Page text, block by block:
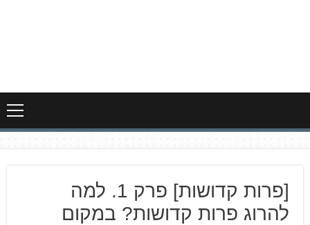
[פרות קדושות] פרק 1. למה
להרוג פרות קדושות? במקום